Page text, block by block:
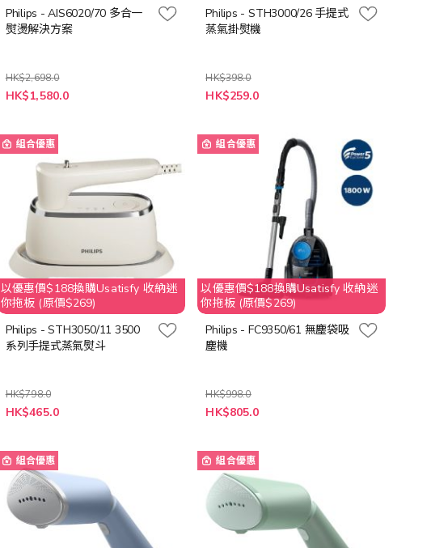
Philips - AIS6020/70 多合一
熨燙解決方案
HK$2,698.0
特
殊
HK$1,580.0
Philips - STH3000/26 手提式
蒸氣掛熨機
HK$398.0
特
殊
HK$259.0
組合優惠
以優惠價$188換購Usatisfy 收納迷
你拖板 (原價$269)
Philips - STH3050/11 3500
系列手提式蒸氣熨斗
HK$798.0
特
殊
HK$465.0
組合優惠
以優惠價$188換購Usatisfy 收納迷
你拖板 (原價$269)
Philips - FC9350/61 無塵袋吸
塵機
HK$998.0
特
殊
HK$805.0
組合優惠 組合優惠